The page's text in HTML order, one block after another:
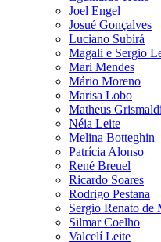
Joel Engel
Josué Gonçalves
Luciano Subirá
Magali e Sergio
Mari Mendes
Mário Moreno
Marisa Lobo
Matheus Grismaldi
Néia Leite
Melina Botteghin
Patrícia Alonso
René Breuel
Ricardo Soares
Rodrigo Pestana
Sergio Renato de
Silmar Coelho
Valcelí Leite